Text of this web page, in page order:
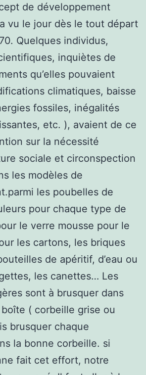
de développement
vu le jour dès le tout départ
Quelques individus,
inquiètes de
qu’elles pouvaient
climatiques, baisse
fossiles, inégalités
etc. ), avaient de ce
sur la nécessité
sociale et circonspection
les modèles de
les poubelles de
pour chaque type de
le verre mousse pour le
les cartons, les briques
de apéritif, d’eau ou
les canettes… Les
sont à brusquer dans
( corbeille grise ou
brusquer chaque
la bonne corbeille. si
fait cet effort, notre